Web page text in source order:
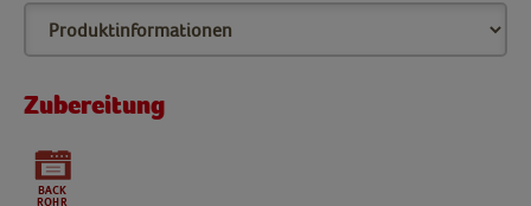
Zubereitung